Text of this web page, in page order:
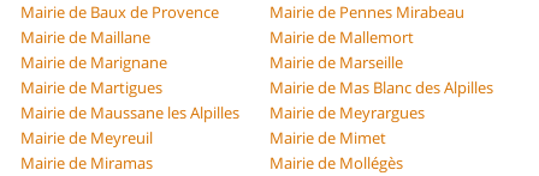
Mairie de Baux de Provence
Mairie de Pennes Mirabeau
Mairie de Maillane
Mairie de Mallemort
Mairie de Marignane
Mairie de Marseille
Mairie de Martigues
Mairie de Mas Blanc des Alpilles
Mairie de Maussane les Alpilles
Mairie de Meyrargues
Mairie de Meyreuil
Mairie de Mimet
Mairie de Miramas
Mairie de Mollégès